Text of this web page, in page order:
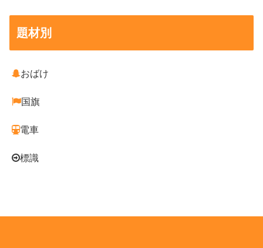
題材別
おばけ
国旗
電車
標識